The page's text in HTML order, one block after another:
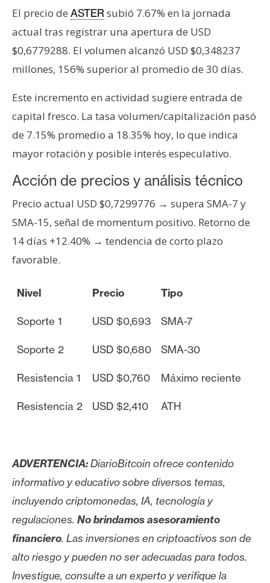
T
e
m
s
e
c
u
r
s
o
n
a
t
y
b
i
c
i
d
d
El precio de ASTER subió 7.67% en la jornada
actual tras registrar una apertura de USD
$0,6779288. El volumen alcanzó USD $0,348237
millones, 156% superior al promedio de 30 días.
Este incremento en actividad sugiere entrada de
capital fresco. La tasa volumen/capitalización pasó
de 7.15% promedio a 18.35% hoy, lo que indica
mayor rotación y posible interés especulativo.
Acción de precios y análisis técnico
Precio actual USD $0,7299776 → supera SMA-7 y
SMA-15, señal de momentum positivo. Retorno de
14 días +12.40% → tendencia de corto plazo
favorable.
Nivel Precio Tipo
Soporte 1 USD $0,693 SMA-7
Soporte 2 USD $0,680 SMA-30
Resistencia 1 USD $0,760 Máximo reciente
Resistencia 2 USD $2,410 ATH
ADVERTENCIA:DiarioBitcoin ofrece contenido
informativo y educativo sobre diversos temas,
incluyendo criptomonedas, IA, tecnología y
regulaciones. No brindamos asesoramiento
financiero. Las inversiones en criptoactivos son de
alto riesgo y pueden no ser adecuadas para todos.
Investigue, consulte a un experto y verifique la